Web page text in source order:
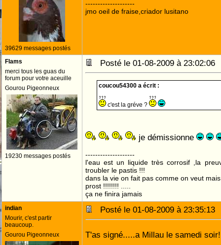
39629 messages postés
--------------------
jmo oeil de fraise,criador lusitano
Flams
merci tous les guas du
forum pour votre aceuille
Gourou Pigeonneux
19230 messages postés
Posté le 01-08-2009 à
coucou54300 a écrit :
c'est la gréve ?
je démissionne
--------------------
l'eau est un liquide très corrosif ,la
troubler le pastis !!!
dans la vie on fait pas comme on veut
prost !!!!!!!! .....
ça ne finira jamais
indian
Mourir, c'est partir
beaucoup.
Gourou Pigeonneux
Posté le 01-08-2009 à
T'as signé.....a Millau le samedi